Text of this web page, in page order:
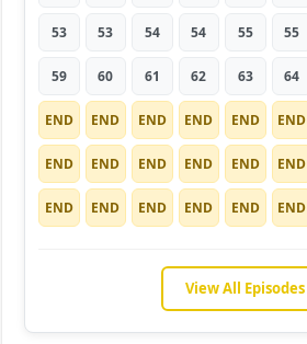
53 53 54 54 55 55
59 60 61 62 63 64
END END END END END END
END END END END END END
END END END END END END
View All Episodes